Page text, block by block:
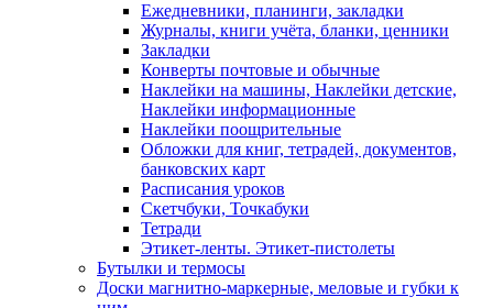
Ежедневники, планинги, закладки
Журналы, книги учёта, бланки, ценники
Закладки
Конверты почтовые и обычные
Наклейки на машины, Наклейки детские,
Наклейки информационные
Наклейки поощрительные
Обложки для книг, тетрадей, документов,
банковских карт
Расписания уроков
Скетчбуки, Точкабуки
Тетради
Этикет-ленты. Этикет-пистолеты
Бутылки и термосы
Доски магнитно-маркерные, меловые и губки к